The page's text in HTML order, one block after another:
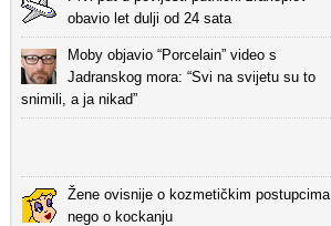
obavio let dulji od 24 sata
Moby objavio “Porcelain” video s
Jadranskog mora: “Svi na svijetu su to
snimili, a ja nikad”
Žene ovisnije o kozmetičkim postupcima
nego o kockanju